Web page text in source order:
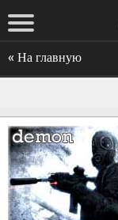
« На главную